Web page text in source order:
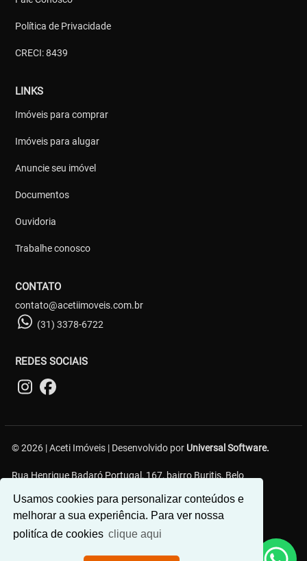
Usamos cookies para personalizar conteúdos e
melhorar a sua experiência. Para ver nossa
politíca de cookies clique aqui
Política de Privacidade
CRECI: 8439
LINKS
Imóveis para comprar
Imóveis para alugar
Anuncie seu imóvel
Documentos
Ouvidoria
Trabalhe conosco
CONTATO
contato@acetiimoveis.com.br
(31) 3378-6722
REDES SOCIAIS
© 2026 | Aceti Imóveis | Desenvolvido por Universal Software.
Rua Henrique Badaró Portugal, 167, bairro Buritis, Belo